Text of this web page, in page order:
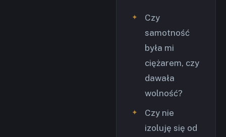
Czy
samotność
była mi
ciężarem, czy
dawała
wolność?
Czy nie
izoluję się od